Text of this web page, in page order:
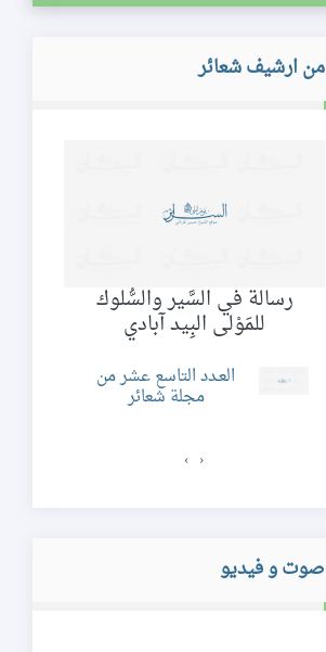
من ارشيف شعائر
رسالة في السَّير والسُّلوك
للمَوْلى البِيد آبادي
العـدد التاسع عشر من
مجلة شعائر
‹
›
صوت و فيديو